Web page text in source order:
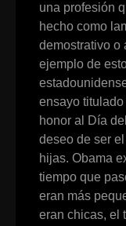
una profesión
hecho como
demostrativo o
ejemplo de
ensayo titulado
honor al Día
deseo de ser
hijas. Obama
tiempo que
eran más
eran chicas, el